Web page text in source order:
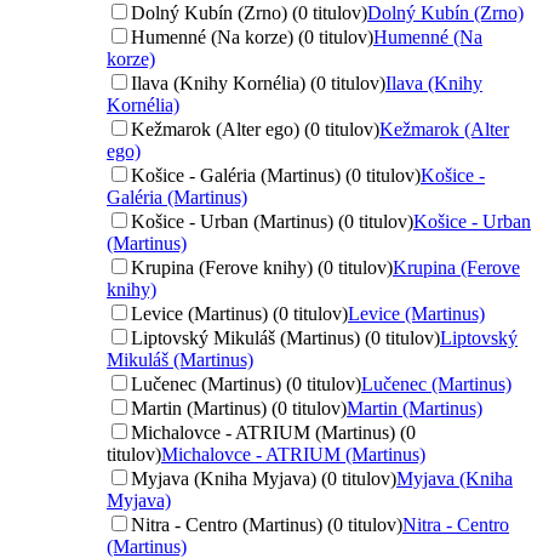
Dolný Kubín (Zrno) (0 titulov)Dolný Kubín (Zrno)
Humenné (Na korze) (0 titulov)Humenné (Na
korze)
Ilava (Knihy Kornélia) (0 titulov)Ilava (Knihy
Kornélia)
Kežmarok (Alter ego) (0 titulov)Kežmarok (Alter
ego)
Košice - Galéria (Martinus) (0 titulov)Košice -
Galéria (Martinus)
Košice - Urban (Martinus) (0 titulov)Košice - Urban
(Martinus)
Krupina (Ferove knihy) (0 titulov)Krupina (Ferove
knihy)
Levice (Martinus) (0 titulov)Levice (Martinus)
Liptovský Mikuláš (Martinus) (0 titulov)Liptovský
Mikuláš (Martinus)
Lučenec (Martinus) (0 titulov)Lučenec (Martinus)
Martin (Martinus) (0 titulov)Martin (Martinus)
Michalovce - ATRIUM (Martinus) (0
titulov)Michalovce - ATRIUM (Martinus)
Myjava (Kniha Myjava) (0 titulov)Myjava (Kniha
Myjava)
Nitra - Centro (Martinus) (0 titulov)Nitra - Centro
(Martinus)